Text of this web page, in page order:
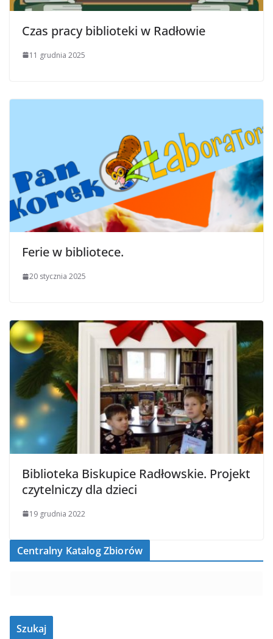
Czas pracy biblioteki w Radłowie
11 grudnia 2025
Ferie w bibliotece.
20 stycznia 2025
Biblioteka Biskupice Radłowskie. Projekt
czytelniczy dla dzieci
19 grudnia 2022
Centralny Katalog Zbiorów